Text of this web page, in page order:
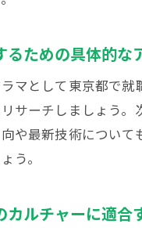
るための具体的な
マとして東京都で
サーチしましょう。
や最新技術について
う。
カルチャーに適合